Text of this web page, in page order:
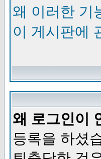
왜 이러한 기
이 게시판에
왜 로그인이
등록을 하셨